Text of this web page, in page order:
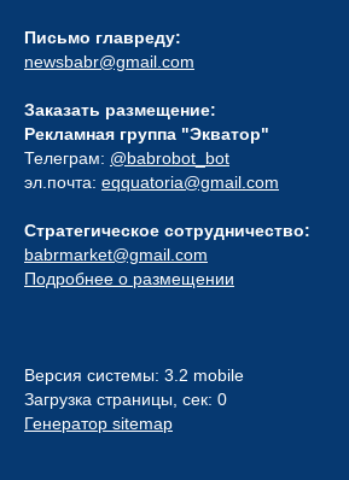
Письмо главреду:
newsbabr@gmail.com
Заказать размещение:
Рекламная группа "Экватор"
Телеграм: @babrobot_bot
эл.почта: eqquatoria@gmail.com
Стратегическое сотрудничество:
babrmarket@gmail.com
Подробнее о размещении
Версия системы: 3.2 mobile
Загрузка страницы, сек: 0
Генератор sitemap